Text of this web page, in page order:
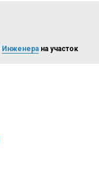
Инженера на участок